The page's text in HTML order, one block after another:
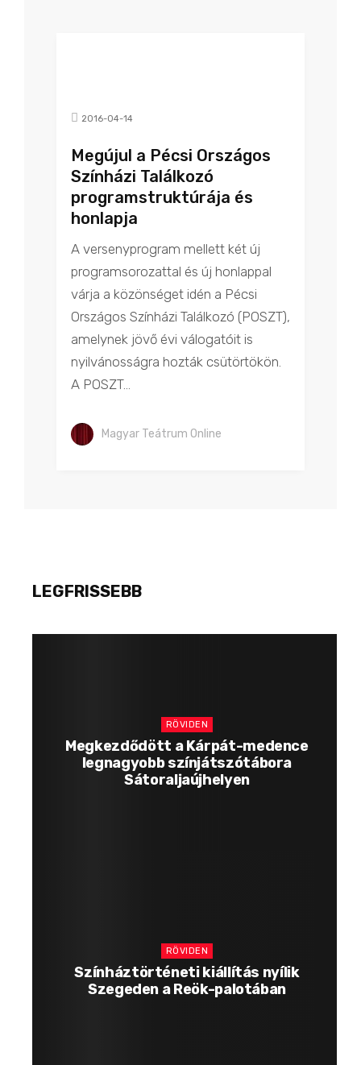
2016-04-14
Megújul a Pécsi Országos
Színházi Találkozó
programstruktúrája és
honlapja
A versenyprogram mellett két új
programsorozattal és új honlappal
várja a közönséget idén a Pécsi
Országos Színházi Találkozó (POSZT),
amelynek jövő évi válogatóit is
nyilvánosságra hozták csütörtökön.
A POSZT...
Magyar Teátrum Online
LEGFRISSEBB
RÖVIDEN
Megkezdődött a Kárpát-medence
legnagyobb színjátszótábora
Sátoraljaújhelyen
RÖVIDEN
Színháztörténeti kiállítás nyílik
Szegeden a Reök-palotában